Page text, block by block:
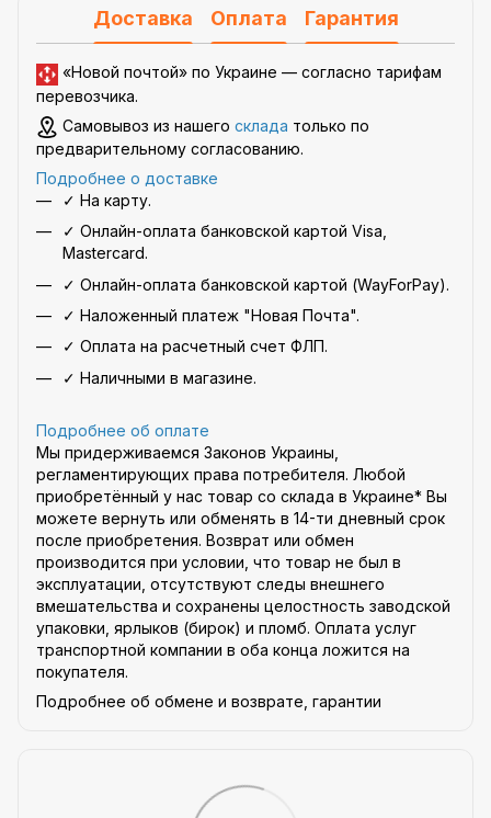
Доставка Оплата Гарантия
«Новой почтой» по Украине — согласно тарифам
перевозчика.
Самовывоз из нашего склада только по
предварительному согласованию.
Подробнее о доставке
✓ На карту.
✓ Онлайн-оплата банковской картой Visa,
Mastercard.
✓ Онлайн-оплата банковской картой (WayForPay).
✓ Наложенный платеж "Новая Почта".
✓ Оплата на расчетный счет ФЛП.
✓ Наличными в магазине.
Подробнее об оплате
Мы придерживаемся Законов Украины,
регламентирующих права потребителя. Любой
приобретённый у нас товар со склада в Украине* Вы
можете вернуть или обменять в 14-ти дневный срок
после приобретения. Возврат или обмен
производится при условии, что товар не был в
эксплуатации, отсутствуют следы внешнего
вмешательства и сохранены целостность заводской
упаковки, ярлыков (бирок) и пломб. Оплата услуг
транспортной компании в оба конца ложится на
покупателя.
Подробнее об обмене и возврате, гарантии